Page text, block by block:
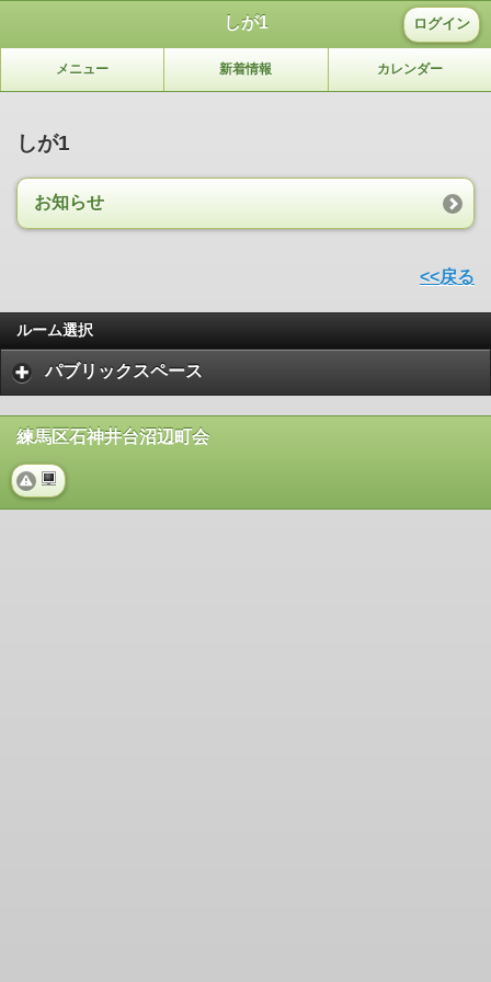
しが1 ログイン
メニュー 新着情報 カレンダー
しが1
お知らせ
<<戻る
ルーム選択
パブリックスペース
練馬区石神井台沼辺町会